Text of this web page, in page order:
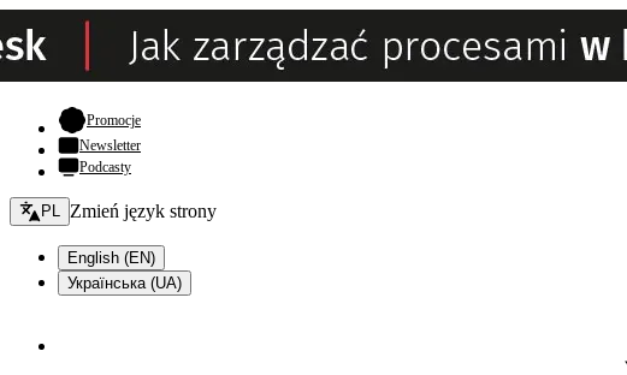
Promocje- otwiera się w nowej karcie
Newsletter
Podcasty
Zmień język - bieżący:
PL Zmień język strony
English (EN)
Українська (UA)